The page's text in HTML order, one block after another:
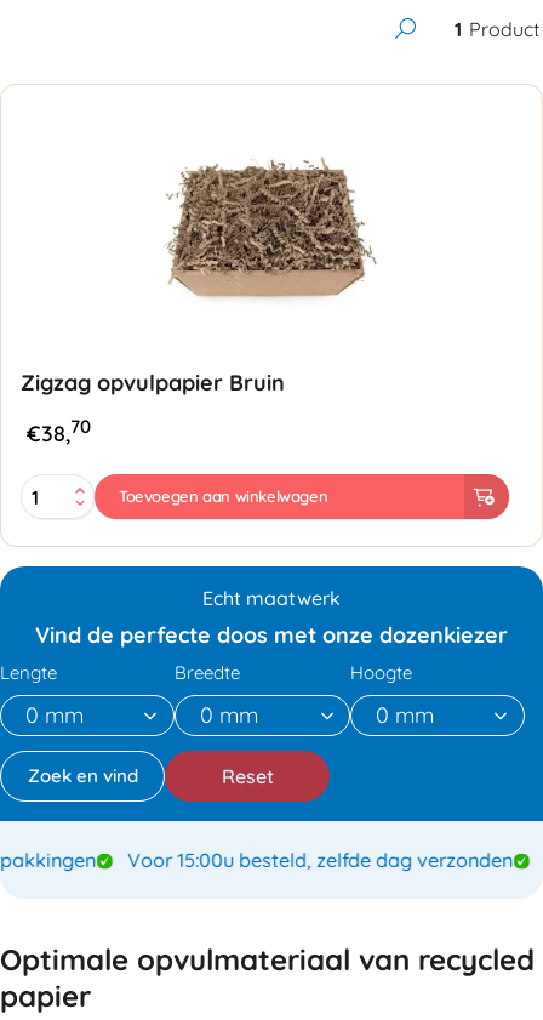
1 Product
Zigzag opvulpapier Bruin
€38,70
Zigzag
opvulpapier
aantal
Toevoegen aan winkelwagen
Echt maatwerk
Vind de perfecte doos met onze dozenkiezer
Lengte Breedte Hoogte
Reset
Voor 15:00u besteld, zelfde dag verzonden
Optimale opvulmateriaal van recycled
papier